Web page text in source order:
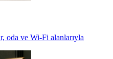
oda ve Wi-Fi alanlarıyla